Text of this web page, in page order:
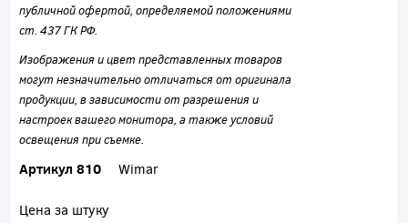
публичной офертой, определяемой положениями
ст. 437 ГК РФ.
Изображения и цвет представленных товаров
могут незначительно отличаться от оригинала
продукции, в зависимости от разрешения и
настроек вашего монитора, а также условий
освещения при съемке.
Артикул 810 Wimar
Цена за штуку